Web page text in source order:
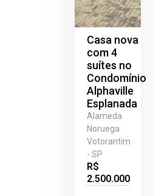
Casa nova
com 4
suítes no
Condomínio
Alphaville
Esplanada
Alameda
Noruega
Votorantim
- SP
R$
2.500.000